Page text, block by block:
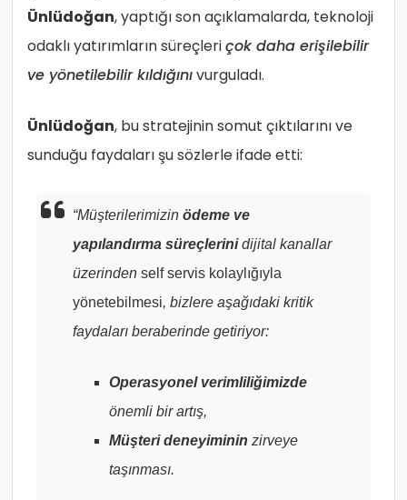
Ünlüdoğan, yaptığı son açıklamalarda, teknoloji
odaklı yatırımların süreçleriçok daha erişilebilir
ve yönetilebilir kıldığınıvurguladı.
Ünlüdoğan, bu stratejinin somut çıktılarını ve
sunduğu faydaları şu sözlerle ifade etti:
“Müşterilerimizinödeme ve
yapılandırma süreçlerinidijital kanallar
üzerindenself servis kolaylığıyla
yönetebilmesi, bizlere aşağıdaki kritik
faydaları beraberinde getiriyor:
Operasyonel verimliliğimizde
önemli bir artış,
Müşteri deneyiminin zirveye
taşınması.